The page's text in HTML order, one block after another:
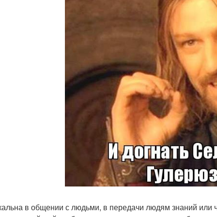
в общении с людьми, в передачи людям знаний или